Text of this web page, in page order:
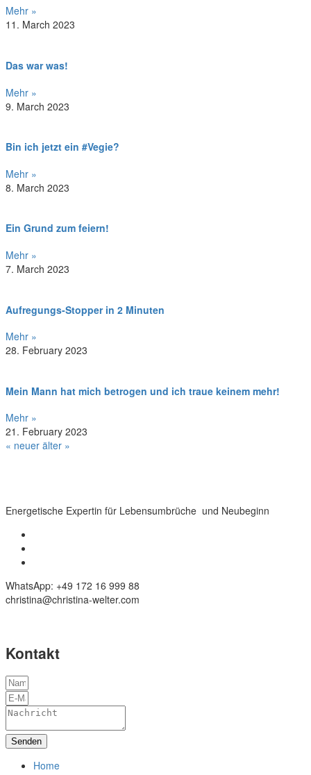
Mehr »
11. March 2023
Das war was!
Mehr »
9. March 2023
Bin ich jetzt ein #Vegie?
Mehr »
8. March 2023
Ein Grund zum feiern!
Mehr »
7. March 2023
Aufregungs-Stopper in 2 Minuten
Mehr »
28. February 2023
Mein Mann hat mich betrogen und ich traue keinem mehr!
Mehr »
21. February 2023
« neuer älter »
Energetische Expertin für Lebensumbrüche und Neubeginn
WhatsApp: +49 172 16 999 88
christina@christina-welter.com
Kontakt
Senden
Home